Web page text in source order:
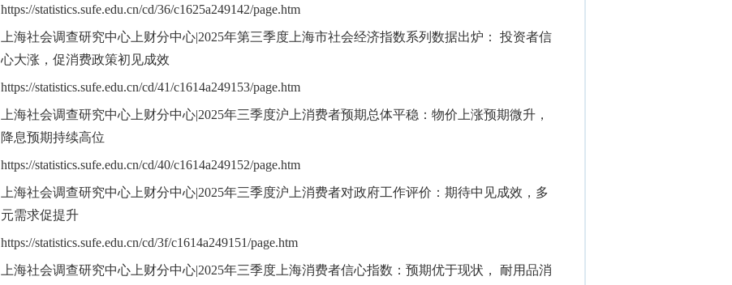
https://statistics.sufe.edu.cn/cd/36/c1625a249142/page.htm
上海社会调查研究中心上财分中心|2025年第三季度上海市社会经济指数系列数据出炉： 投资者信
心大涨，促消费政策初见成效
https://statistics.sufe.edu.cn/cd/41/c1614a249153/page.htm
上海社会调查研究中心上财分中心|2025年三季度沪上消费者预期总体平稳：物价上涨预期微升，
降息预期持续高位
https://statistics.sufe.edu.cn/cd/40/c1614a249152/page.htm
上海社会调查研究中心上财分中心|2025年三季度沪上消费者对政府工作评价：期待中见成效，多
元需求促提升
https://statistics.sufe.edu.cn/cd/3f/c1614a249151/page.htm
上海社会调查研究中心上财分中心|2025年三季度上海消费者信心指数：预期优于现状， 耐用品消